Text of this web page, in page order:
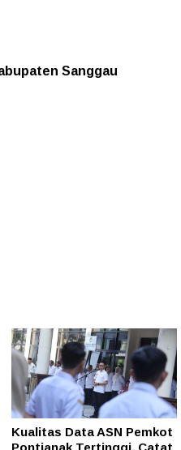
Sanggau
Kualitas Data ASN Pemkot